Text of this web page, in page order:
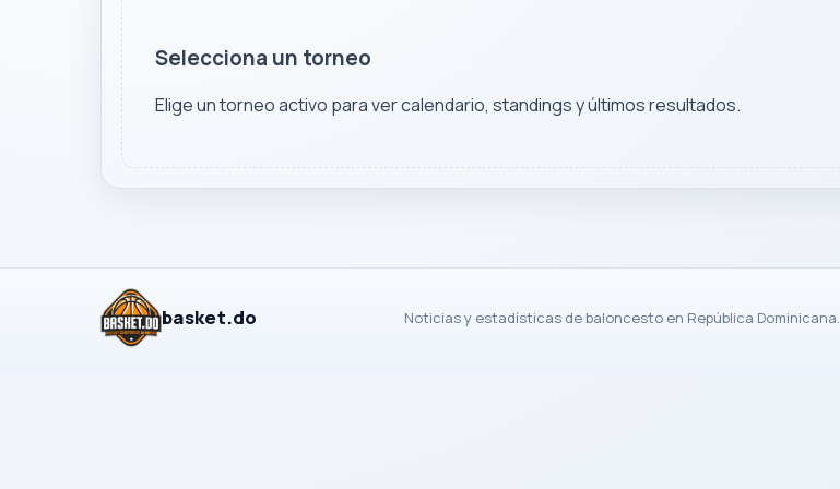
Selecciona un torneo
Elige un torneo activo para ver calendario, standings y últimos resultados.
basket.do Noticias y estadísticas de baloncesto en República Dominicana.